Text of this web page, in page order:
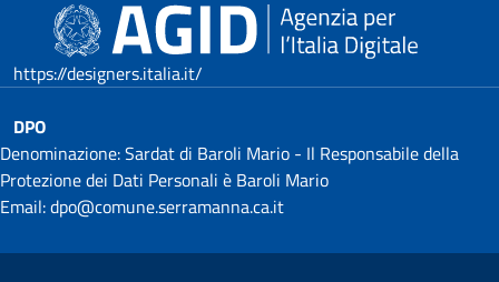
https://designers.italia.it/
DPO
Denominazione: Sardat di Baroli Mario - Il Responsabile della
Protezione dei Dati Personali è Baroli Mario
Email: dpo@comune.serramanna.ca.it